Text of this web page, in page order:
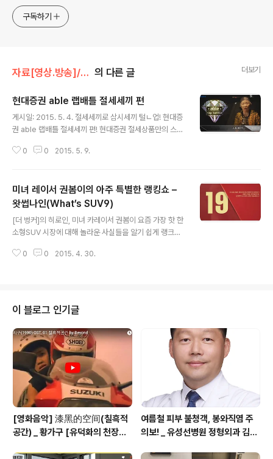
구독하기
자료[영상.방송]/광고영상 의 다른 글 더보기
현대증권 able 랩배틀 절세세끼 편
게시일: 2015. 5. 4. 절세세끼로 삼시세끼 털ㄴ업! 현대증
권 able 랩배틀 절세세끼 편! 현대증권 절세상품만의 스페
재로써 직관적으로 풀어냈습니다. 현대증권만의 절세상품
하게 정리했습니다. 딱 세 번 보면 나도 모르게 흥얼거리게
되는 마법의 비트! 대한민국 모델계 대부 하용수와 대한민
국 대표 씬스틸러 기주봉의 휘황찬란한 변신도 함께 즐겨
보세요! 절세세끼 삼색디저트 이벤트 : http://goo.gl/hTq
04월27일~2016년04월05일)
0 0 2015. 5. 9.
미녀 레이서 권봄이의 아주 특별한 랭킹쇼 –
왓썹나인(What’s SUV9)
[더 벙커]의 히로인, 미녀 카레이서 권봄이 요즘 가장 핫 한
소형SUV 시장에 대해 놀라운 사실들을 알기 쉽게 랭크로
를 꼽아보는 아주 특별한 랭킹쇼! 권봄이의 ‘왓썹나인(Wh
위. 지옥에서 살아 돌아온 국내 최초 SUV 6위. 세단 인듯
세단 아닌 세단 같은 SUV 5위. 가장 안전한 SUV계의 철
벽남 (‘10년 유로NCAP 기준) 4위. R, 엔진, 새로움, 성공
적 3위. SUV계의 얼짱, 몸짱, 엉짱, 킹왕짱 2위. 완소, 갠소
하고 싶은 최고 가치 ..
0 0 2015. 4. 30.
이 블로그 인기글
[영화음악] 漆黑的空间(칠흑적
공간) _ 황가구 [유덕화의 천장지
여름철 피부 불청객, 봉와직염 주
의보! _ 유성선병원 정형외과 김의